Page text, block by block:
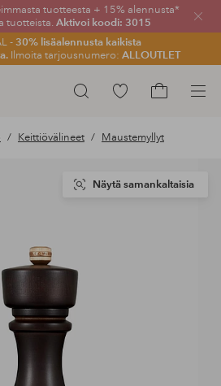
tuotteesta + 15% alennusta*
tuotteista. Aktivoi koodi: 3015
-30% lisäalennusta kaikista
Ilmoita tarjousnumero: ALLOUTLET
Sulje
Hae
Siirry
suosikkituotteisiin
ostoskoriin
Keittiövälineet Maustemyllyt
Näytä samankaltaisia